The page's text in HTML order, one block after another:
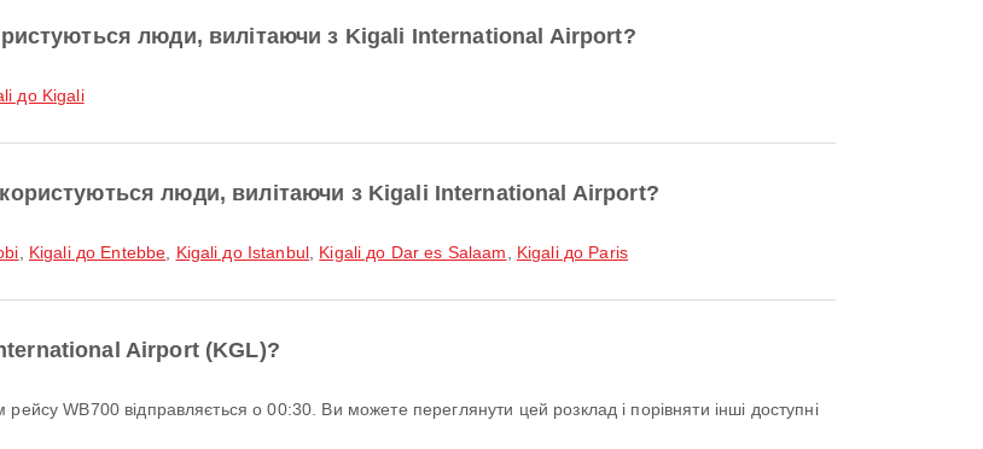
люди, вилітаючи з Kigali International Airport?
до Kigali
люди, вилітаючи з Kigali International Airport?
Kigali до Entebbe Kigali до Istanbul Kigali до Dar es Salaam Kigali до Paris
Airport (KGL)?